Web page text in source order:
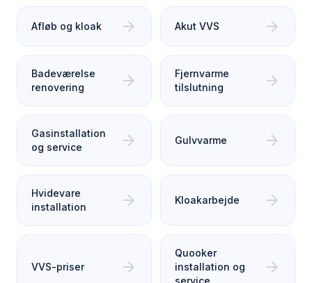
Afløb og kloak arrow_forward Akut VVS arrow_forward
Badeværelse
renovering
arrow_forward
Fjernvarme
tilslutning
arrow_forward
Gasinstallation
og service
arrow_forward Gulvvarme arrow_forward
Hvidevare
installation
arrow_forward Kloakarbejde arrow_forward
VVS-priser arrow_forward
Quooker
installation og
service
arrow_forward